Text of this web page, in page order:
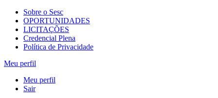
Sobre o Sesc
OPORTUNIDADES
LICITAÇÕES
Credencial Plena
Política de Privacidade
Meu perfil
Meu perfil
Sair